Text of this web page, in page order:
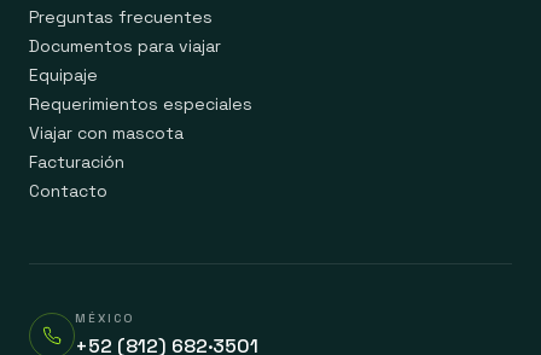
Preguntas frecuentes
Documentos para viajar
Equipaje
Requerimientos especiales
Viajar con mascota
Facturación
Contacto
MÉXICO
+52 (812) 682·3501